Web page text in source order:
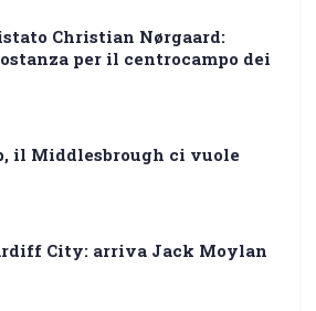
Christian Nørgaard:
per il centrocampo dei
il Middlesbrough ci vuole
City: arriva Jack Moylan